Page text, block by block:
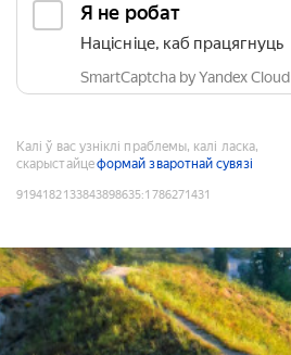
Я не робат
Націсніце, каб працягнуць
SmartCaptcha by Yandex Cloud
Калі ў вас узніклі праблемы, калі ласка,
скарыстайцеформай зваротнай сувязі
9194182133843898635:1786271431